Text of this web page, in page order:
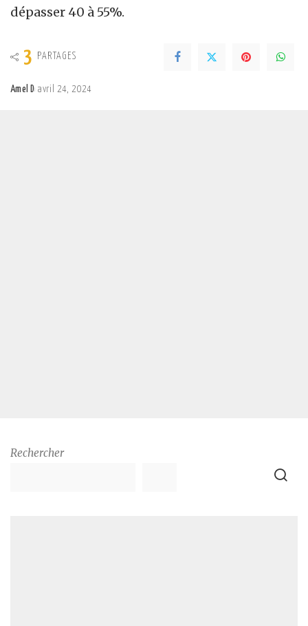
dépasser 40 à 55%.
3 PARTAGES
Amel D avril 24, 2024
Rechercher